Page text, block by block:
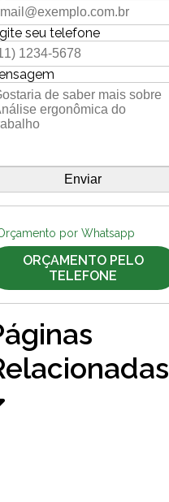
seu telefone
por Whatsapp
ORÇAMENTO PELO
TELEFONE